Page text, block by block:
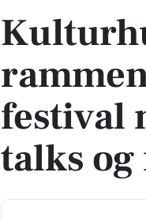
festival
talks